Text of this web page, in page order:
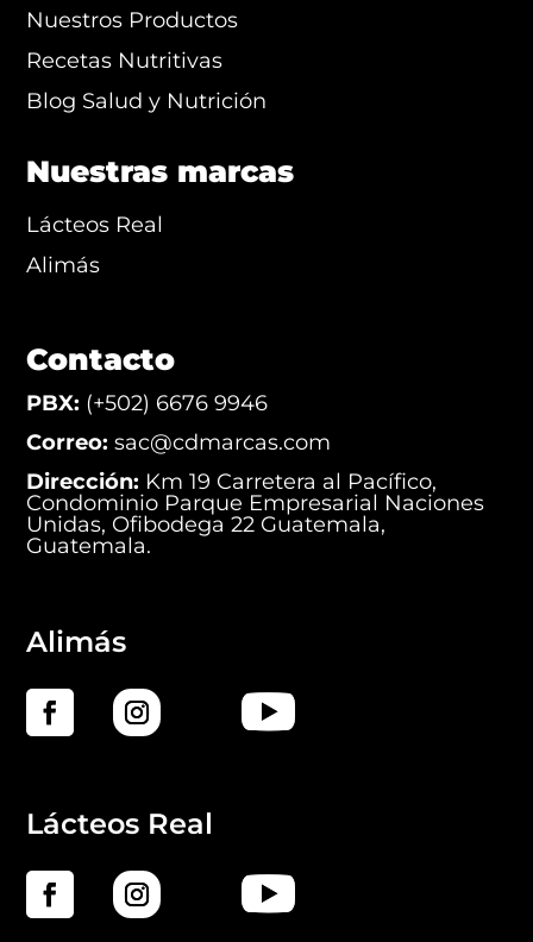
Nuestros Productos
Recetas Nutritivas
Blog Salud y Nutrición
Nuestras marcas
Lácteos Real
Alimás
Contacto
PBX: (+502) 6676 9946
Correo: sac@cdmarcas.com
Dirección: Km 19 Carretera al Pacífico,
Condominio Parque Empresarial Naciones
Unidas, Ofibodega 22 Guatemala,
Guatemala.
Alimás
Lácteos Real